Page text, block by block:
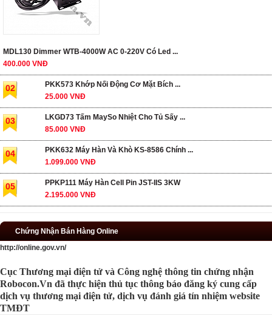
MDL130 Dimmer WTB-4000W AC 0-220V Có Led ...
400.000 VNĐ
02
PKK573 Khớp Nối Động Cơ Mặt Bích ...
25.000 VNĐ
03
LKGD73 Tấm MaySo Nhiệt Cho Tủ Sấy ...
85.000 VNĐ
04
PKK632 Máy Hàn Và Khò KS-8586 Chính ...
1.099.000 VNĐ
05
PPKP111 Máy Hàn Cell Pin JST-IIS 3KW
2.195.000 VNĐ
Chứng Nhận Bán Hàng Online
http://online.gov.vn/
Cục Thương mại điện tử và Công nghệ thông tin chứng nhận
Robocon.Vn đã thực hiện thủ tục thông báo đăng ký cung cấp
dịch vụ thương mại điện tử, dịch vụ đánh giá tín nhiệm website
TMĐT